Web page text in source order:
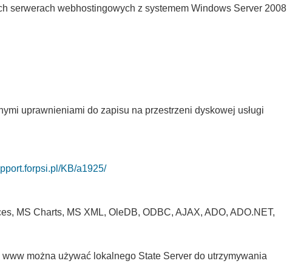
serwerach webhostingowych z systemem Windows Server 2008
uprawnieniami do zapisu na przestrzeni dyskowej usługi
KB/a1925/
MS Charts, MS XML, OleDB, ODBC, AJAX, ADO, ADO.NET,
www można używać lokalnego State Server do utrzymywania